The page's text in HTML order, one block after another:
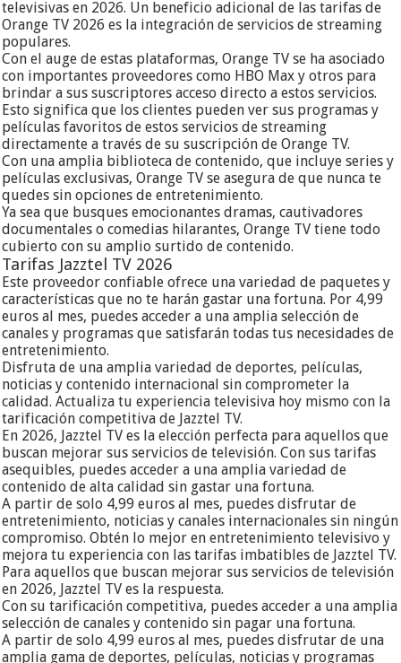
televisivas en 2026. Un beneficio adicional de las tarifas de
Orange TV 2026 es la integración de servicios de streaming
populares.
Con el auge de estas plataformas, Orange TV se ha asociado
con importantes proveedores como HBO Max y otros para
brindar a sus suscriptores acceso directo a estos servicios.
Esto significa que los clientes pueden ver sus programas y
películas favoritos de estos servicios de streaming
directamente a través de su suscripción de Orange TV.
Con una amplia biblioteca de contenido, que incluye series y
películas exclusivas, Orange TV se asegura de que nunca te
quedes sin opciones de entretenimiento.
Ya sea que busques emocionantes dramas, cautivadores
documentales o comedias hilarantes, Orange TV tiene todo
cubierto con su amplio surtido de contenido.
Tarifas Jazztel TV 2026
Este proveedor confiable ofrece una variedad de paquetes y
características que no te harán gastar una fortuna. Por 4,99
euros al mes, puedes acceder a una amplia selección de
canales y programas que satisfarán todas tus necesidades de
entretenimiento.
Disfruta de una amplia variedad de deportes, películas,
noticias y contenido internacional sin comprometer la
calidad. Actualiza tu experiencia televisiva hoy mismo con la
tarificación competitiva de Jazztel TV.
En 2026, Jazztel TV es la elección perfecta para aquellos que
buscan mejorar sus servicios de televisión. Con sus tarifas
asequibles, puedes acceder a una amplia variedad de
contenido de alta calidad sin gastar una fortuna.
A partir de solo 4,99 euros al mes, puedes disfrutar de
entretenimiento, noticias y canales internacionales sin ningún
compromiso. Obtén lo mejor en entretenimiento televisivo y
mejora tu experiencia con las tarifas imbatibles de Jazztel TV.
Para aquellos que buscan mejorar sus servicios de televisión
en 2026, Jazztel TV es la respuesta.
Con su tarificación competitiva, puedes acceder a una amplia
selección de canales y contenido sin pagar una fortuna.
A partir de solo 4,99 euros al mes, puedes disfrutar de una
amplia gama de deportes, películas, noticias y programas